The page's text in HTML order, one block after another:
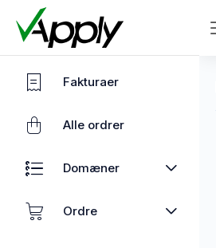
Fakturaer
Alle ordrer
Domæner
Ordre